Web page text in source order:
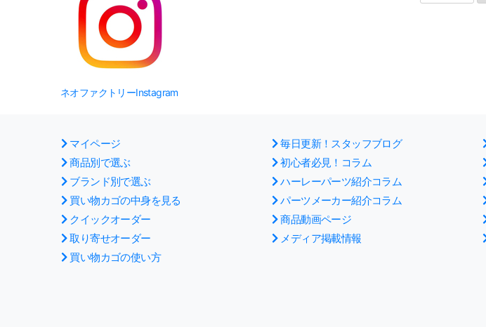
ネオファクトリーInstagram
マイページ
商品別で選ぶ
ブランド別で選ぶ
買い物カゴの中身を見る
クイックオーダー
取り寄せオーダー
買い物カゴの使い方
毎日更新！スタッフブログ
初心者必見！コラム
ハーレーパーツ紹介コラム
パーツメーカー紹介コラム
商品動画ページ
メディア掲載情報